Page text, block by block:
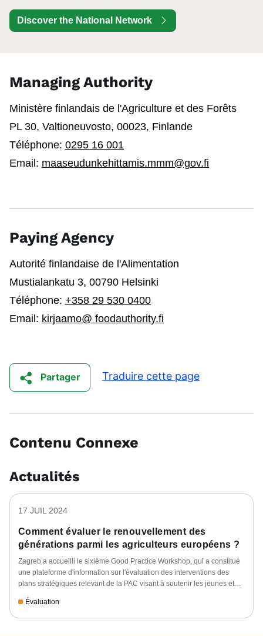
Discover the National Network
Managing Authority
Ministère finlandais de l'Agriculture et des Forêts
PL 30, Valtioneuvosto, 00023, Finlande
Téléphone: 0295 16 001
Email: maaseudunkehittamis.mmm@gov.fi
Paying Agency
Autorité finlandaise de l'Alimentation
Mustialankatu 3, 00790 Helsinki
Téléphone: +358 29 530 0400
Email: kirjaamo@ foodauthority.fi
Partager Traduire cette page
Contenu Connexe
Actualités
17 JUIL 2024
Comment évaluer le renouvellement des
générations parmi les agriculteurs européens ?
Zagreb a accueilli le sixième Good Practice Workshop, qui a constitué
une plateforme d'information sur l'évaluation des interventions des
plans stratégiques relevant de la PAC visant à soutenir les jeunes et
Évaluation